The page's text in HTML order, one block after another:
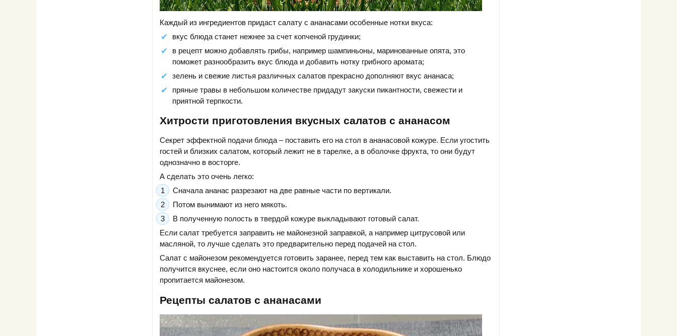
Каждый из ингредиентов придаст салату с ананасами особенные нотки вкуса:
вкус блюда станет нежнее за счет копченой грудинки;
в рецепт можно добавлять грибы, например шампиньоны, маринованные опята, это
поможет разнообразить вкус блюда и добавить нотку грибного аромата;
зелень и свежие листья различных салатов прекрасно дополняют вкус ананаса;
пряные травы в небольшом количестве придадут закуски пикантности, свежести и
приятной терпкости.
Хитрости приготовления вкусных салатов с ананасом
Секрет эффектной подачи блюда – поставить его на стол в ананасовой кожуре. Если угостить
гостей и близких салатом, который лежит не в тарелке, а в оболочке фрукта, то они будут
однозначно в восторге.
А сделать это очень легко:
Сначала ананас разрезают на две равные части по вертикали.
Потом вынимают из него мякоть.
В полученную полость в твердой кожуре выкладывают готовый салат.
Если салат требуется заправить не майонезной заправкой, а например цитрусовой или
масляной, то лучше сделать это предварительно перед подачей на стол.
Салат с майонезом рекомендуется готовить заранее, перед тем как выставить на стол. Блюдо
получится вкуснее, если оно настоится около получаса в холодильнике и хорошенько
пропитается майонезом.
Рецепты салатов с ананасами